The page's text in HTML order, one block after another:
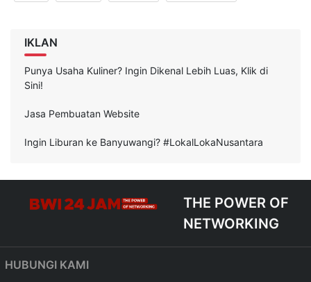
IKLAN
Punya Usaha Kuliner? Ingin Dikenal Lebih Luas, Klik di
Sini!
Jasa Pembuatan Website
Ingin Liburan ke Banyuwangi? #LokalLokaNusantara
THE POWER OF
NETWORKING
HUBUNGI KAMI